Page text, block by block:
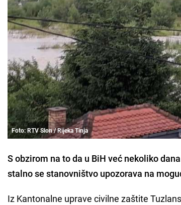
Foto: RTV Slon / Rijeka Tinja
S obzirom na to da u BiH već nekoliko
stalno se stanovništvo upozorava na
Iz Kantonalne uprave civilne zaštite